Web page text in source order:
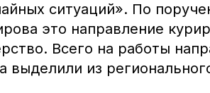
ситуаций». По
это направление
Всего на работы
выделили из